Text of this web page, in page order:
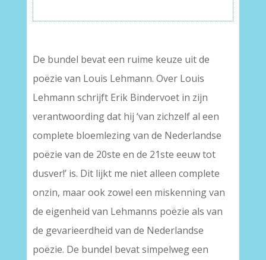
De bundel bevat een ruime keuze uit de
poëzie van Louis Lehmann. Over Louis
Lehmann schrijft Erik Bindervoet in zijn
verantwoording dat hij ‘van zichzelf al een
complete bloemlezing van de Nederlandse
poëzie van de 20ste en de 21ste eeuw tot
dusver!’ is. Dit lijkt me niet alleen complete
onzin, maar ook zowel een miskenning van
de eigenheid van Lehmanns poëzie als van
de gevarieerdheid van de Nederlandse
poëzie. De bundel bevat simpelweg een